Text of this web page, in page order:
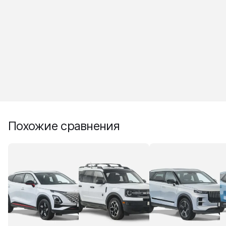
Похожие сравнения